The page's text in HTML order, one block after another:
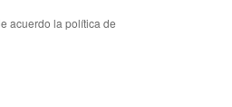
acuerdo la política de